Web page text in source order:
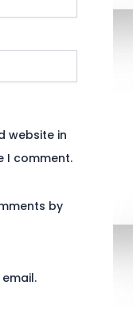
website in
I comment.
by